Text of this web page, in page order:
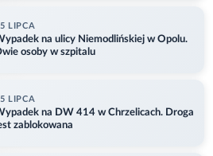
LIPCA
na ulicy Niemodlińskiej w Opolu.
osoby w szpitalu
LIPCA
na DW 414 w Chrzelicach. Droga
zablokowana